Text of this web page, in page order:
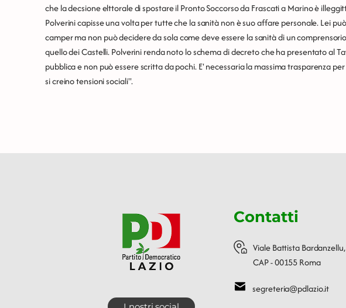
che la decsione elttorale di spostare il Pronto Soccorso da Frascati a Marino è
Polverini capisse una volta per tutte che la sanità non è suo affare personale. Lei
camper ma non può decidere da sola come deve essere la sanità di un
quello dei Castelli. Polverini renda noto lo schema di decreto che ha presentato al
pubblica e non può essere scritta da pochi. E' necessaria la massima trasparenza
si creino tensioni sociali".
Contatti
Viale Battista
CAP - 00155 Roma
segreteria@pdlazio.it